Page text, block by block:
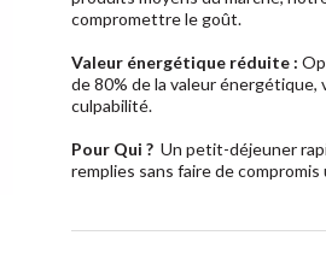
compromettre le goût.
Valeur énergétique réduite :
de 80% de la valeur
culpabilité.
Pour Qui ? Un petit-déjeuner
remplies sans faire de